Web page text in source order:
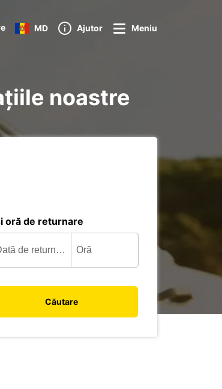
MD Ajutor Meniu
noastre
oră de returnare
Căutare